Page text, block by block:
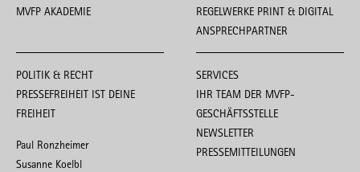
MVFP AKADEMIE
REGELWERKE PRINT & DIGITAL
ANSPRECHPARTNER
POLITIK & RECHT
PRESSEFREIHEIT IST DEINE
FREIHEIT
Paul Ronzheimer
Susanne Koelbl
SERVICES
IHR TEAM DER MVFP-
GESCHÄFTSSTELLE
NEWSLETTER
PRESSEMITTEILUNGEN